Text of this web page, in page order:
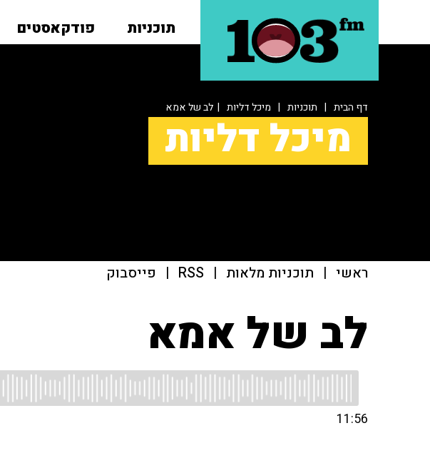
תוכניות פודקאסטים
דף הבית | תוכניות | מיכל דליות | לב של אמא
מיכל דליות
ראשי | תוכניות מלאות |
RSS
| פייסבוק
לב של אמא
11:56